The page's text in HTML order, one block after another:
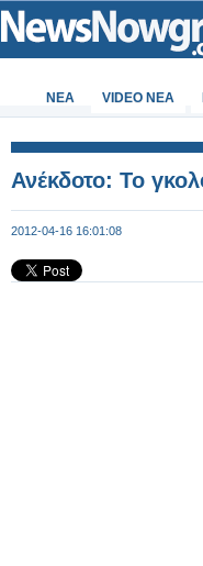
ΝΕΑ VIDEO NEA
Ανέκδοτο: Το
2012-04-16 16:01:08